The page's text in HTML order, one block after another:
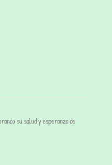
su salud y esperanza de